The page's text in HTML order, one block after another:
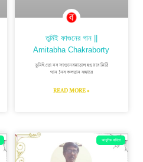
তুমিই ফাগুনের গান ||
Amitabha Chakraborty
তুমিই তো নব ফাগুনেরমাতাল হওয়ার মিষ্টি
গান !নব কলতান ঝঙ্কারে
READ MORE »
আধুনিক কবিতা